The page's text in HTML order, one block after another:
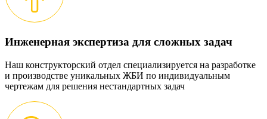
Инженерная экспертиза для сложных задач
Наш конструкторский отдел специализируется на разработке
и производстве уникальных ЖБИ по индивидуальным
чертежам для решения нестандартных задач